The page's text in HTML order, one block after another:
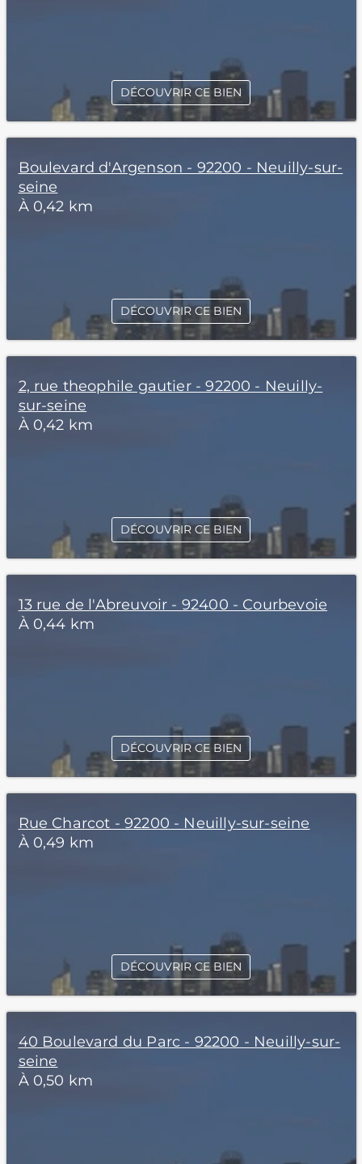
DÉCOUVRIR CE BIEN
Boulevard d'Argenson - 92200 - Neuilly-sur-
seine
À 0,42 km
DÉCOUVRIR CE BIEN
2, rue theophile gautier - 92200 - Neuilly-
sur-seine
À 0,42 km
DÉCOUVRIR CE BIEN
13 rue de l'Abreuvoir - 92400 - Courbevoie
À 0,44 km
DÉCOUVRIR CE BIEN
Rue Charcot - 92200 - Neuilly-sur-seine
À 0,49 km
DÉCOUVRIR CE BIEN
40 Boulevard du Parc - 92200 - Neuilly-sur-
seine
À 0,50 km